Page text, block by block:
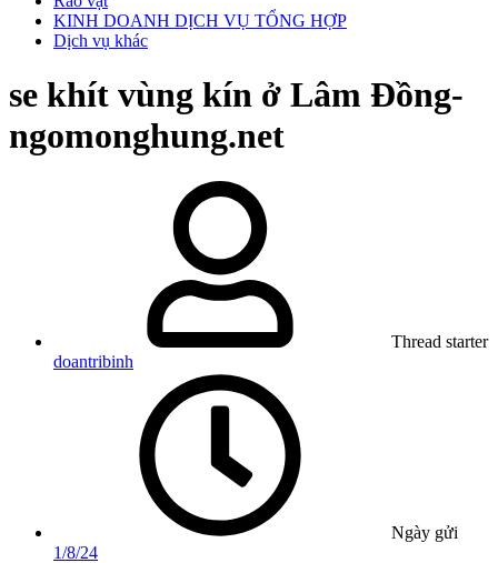
KINH DOANH DỊCH VỤ TỔNG HỢP
Dịch vụ khác
se khít vùng kín ở Lâm Đồng-
ngomonghung.net
Thread starter
doantribinh
Ngày gửi
1/8/24